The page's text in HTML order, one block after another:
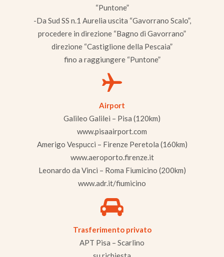
“Puntone”
-Da Sud SS n.1 Aurelia uscita “Gavorrano Scalo”,
procedere in direzione “Bagno di Gavorrano”
direzione “Castiglione della Pescaia”
fino a raggiungere “Puntone”
Airport
Galileo Galilei – Pisa (120km)
www.pisaairport.com
Amerigo Vespucci – Firenze Peretola (160km)
www.aeroporto.firenze.it
Leonardo da Vinci – Roma Fiumicino (200km)
www.adr.it/fiumicino
Trasferimento privato
APT Pisa – Scarlino